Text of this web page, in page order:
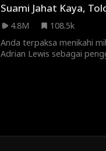
menjual dirinya ke
janji untuk memberikan
ada satu masalah... Wayne
koma!
Suami Jahat Kaya,
4.8M
108.5k
Anda terpaksa menikahi
Adrian Lewis sebagai